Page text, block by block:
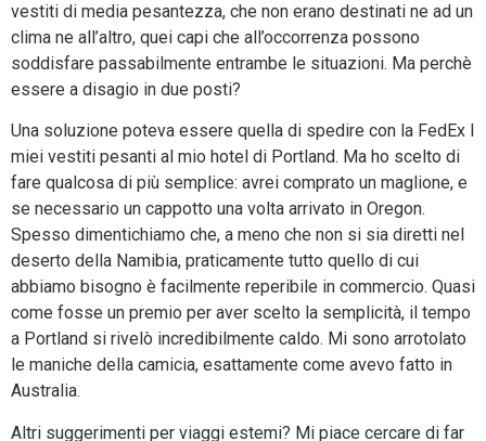
vestiti di media pesantezza, che non erano destinati ne ad un
clima ne all’altro, quei capi che all’occorrenza possono
soddisfare passabilmente entrambe le situazioni. Ma perchè
essere a disagio in due posti?
Una soluzione poteva essere quella di spedire con la FedEx I
miei vestiti pesanti al mio hotel di Portland. Ma ho scelto di
fare qualcosa di più semplice: avrei comprato un maglione, e
se necessario un cappotto una volta arrivato in Oregon.
Spesso dimentichiamo che, a meno che non si sia diretti nel
deserto della Namibia, praticamente tutto quello di cui
abbiamo bisogno è facilmente reperibile in commercio. Quasi
come fosse un premio per aver scelto la semplicità, il tempo
a Portland si rivelò incredibilmente caldo. Mi sono arrotolato
le maniche della camicia, esattamente come avevo fatto in
Australia.
Altri suggerimenti per viaggi estemi? Mi piace cercare di far